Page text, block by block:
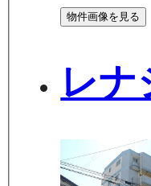
物件画像を見る
レナ